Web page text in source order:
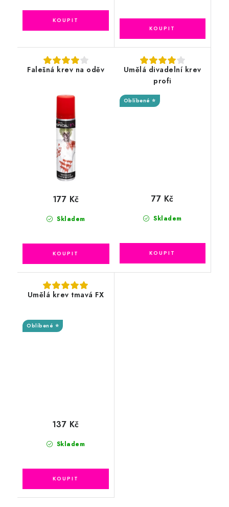
Falešná krev na oděv
Skladem
177 Kč
Umělá divadelní krev
profi
Oblíbené ⭐
Skladem
77 Kč
Umělá krev tmavá FX
Oblíbené ⭐
Skladem
137 Kč